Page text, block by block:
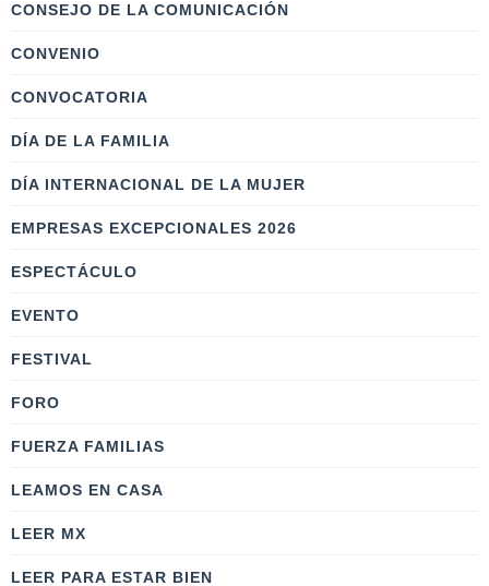
CONSEJO DE LA COMUNICACIÓN
CONVENIO
CONVOCATORIA
DÍA DE LA FAMILIA
DÍA INTERNACIONAL DE LA MUJER
EMPRESAS EXCEPCIONALES 2026
ESPECTÁCULO
EVENTO
FESTIVAL
FORO
FUERZA FAMILIAS
LEAMOS EN CASA
LEER MX
LEER PARA ESTAR BIEN